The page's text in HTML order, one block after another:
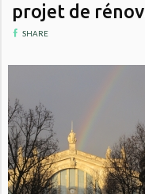
projet de
SHARE